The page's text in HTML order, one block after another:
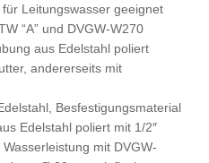
Leitungswasser geeignet
“A” und DVGW-W270
aus Edelstahl poliert
andererseits mit
Besfestigungsmaterial
Edelstahl poliert mit 1/2″
mit DVGW-